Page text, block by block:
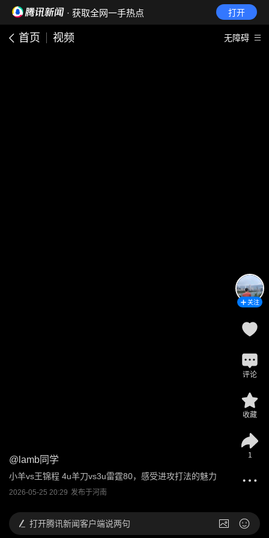
· 获取全网一手热点 打开
首页 视频 无障碍
@ lamb同学
小羊vs王锦程 4u羊刀vs3u雷霆80，感受进攻打法的魅力
2026-05-25 20:29 发布于河南
关注
评论
收藏
1
打开腾讯新闻客户端说两句